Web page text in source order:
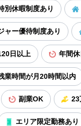
別休暇制度あり
ャー優待制度あり
日以上 年間
業時間が月20時間以内
副業OK 23
エリア限定勤務あり